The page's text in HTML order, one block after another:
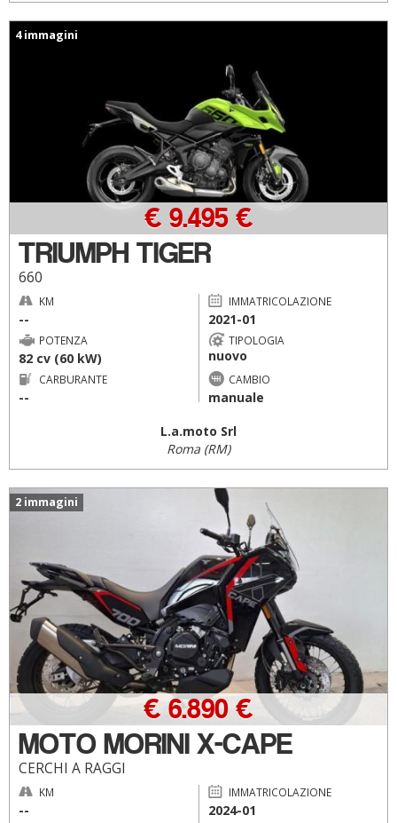
4 immagini
TRIUMPH TIGER
660
€ 9.495 €
KM
--
IMMATRICOLAZIONE
2021-01
POTENZA
82 cv (60 kW)
TIPOLOGIA
nuovo
CARBURANTE
--
CAMBIO
manuale
L.a.moto Srl
Roma (RM)
2 immagini
MOTO MORINI X-CAPE
CERCHI A RAGGI
€ 6.890 €
KM
--
IMMATRICOLAZIONE
2024-01